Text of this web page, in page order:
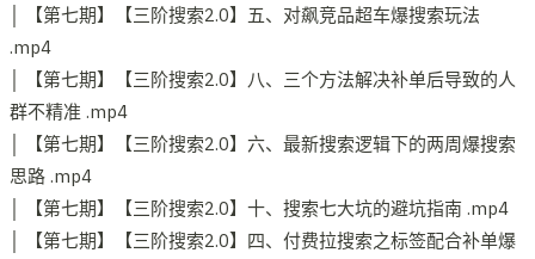
│ 【第七期】【三阶搜索2.0】五、对飙竞品超车爆搜索玩法
.mp4
│ 【第七期】【三阶搜索2.0】八、三个方法解决补单后导致的人
群不精准 .mp4
│ 【第七期】【三阶搜索2.0】六、最新搜索逻辑下的两周爆搜索
思路 .mp4
│ 【第七期】【三阶搜索2.0】十、搜索七大坑的避坑指南 .mp4
│ 【第七期】【三阶搜索2.0】四、付费拉搜索之标签配合补单爆